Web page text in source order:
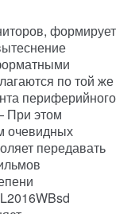
формирует
по той же
периферийного
При этом
очевидных
передавать